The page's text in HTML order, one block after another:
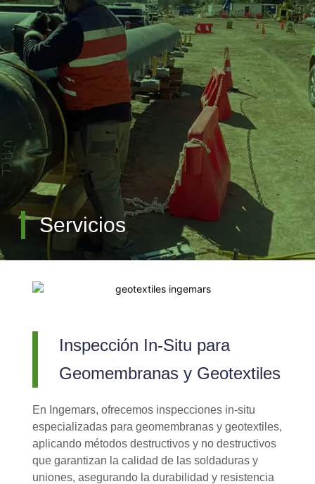
Servicios
Inspección In-Situ para
Geomembranas y Geotextiles
En Ingemars, ofrecemos inspecciones in-situ
especializadas para geomembranas y geotextiles,
aplicando métodos destructivos y no destructivos
que garantizan la calidad de las soldaduras y
uniones, asegurando la durabilidad y resistencia